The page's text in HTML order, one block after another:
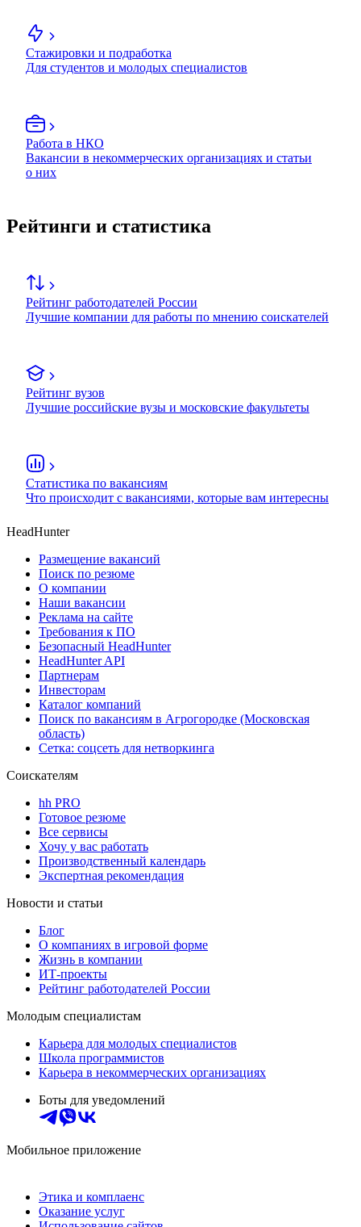
Стажировки и подработка
Для студентов и молодых специалистов
Работа в НКО
Вакансии в некоммерческих организациях и статьи
о них
Рейтинги и статистика
Рейтинг работодателей России
Лучшие компании для работы по мнению соискателей
Рейтинг вузов
Лучшие российские вузы и московские факультеты
Статистика по вакансиям
Что происходит с вакансиями, которые вам интересны
HeadHunter
Размещение вакансий
Поиск по резюме
О компании
Наши вакансии
Реклама на сайте
Требования к ПО
Безопасный HeadHunter
HeadHunter API
Партнерам
Инвесторам
Каталог компаний
Поиск по вакансиям в Агрогородке (Московская
область)
Сетка: соцсеть для нетворкинга
Соискателям
hh PRO
Готовое резюме
Все сервисы
Хочу у вас работать
Производственный календарь
Экспертная рекомендация
Новости и статьи
Блог
О компаниях в игровой форме
Жизнь в компании
ИТ-проекты
Рейтинг работодателей России
Молодым специалистам
Карьера для молодых специалистов
Школа программистов
Карьера в некоммерческих организациях
Боты для уведомлений
Мобильное приложение
Этика и комплаенс
Оказание услуг